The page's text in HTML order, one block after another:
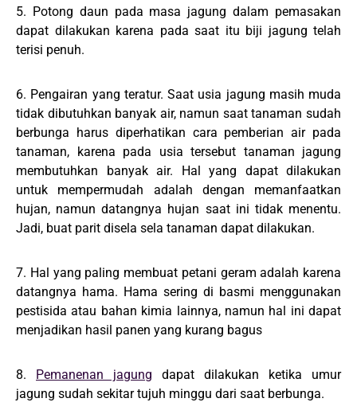
5. Potong daun pada masa jagung dalam pemasakan
dapat dilakukan karena pada saat itu biji jagung telah
terisi penuh.
6. Pengairan yang teratur. Saat usia jagung masih muda
tidak dibutuhkan banyak air, namun saat tanaman sudah
berbunga harus diperhatikan cara pemberian air pada
tanaman, karena pada usia tersebut tanaman jagung
membutuhkan banyak air. Hal yang dapat dilakukan
untuk mempermudah adalah dengan memanfaatkan
hujan, namun datangnya hujan saat ini tidak menentu.
Jadi, buat parit disela sela tanaman dapat dilakukan.
7. Hal yang paling membuat petani geram adalah karena
datangnya hama. Hama sering di basmi menggunakan
pestisida atau bahan kimia lainnya, namun hal ini dapat
menjadikan hasil panen yang kurang bagus
8. Pemanenan jagung dapat dilakukan ketika umur
jagung sudah sekitar tujuh minggu dari saat berbunga.